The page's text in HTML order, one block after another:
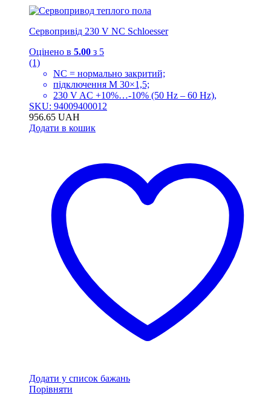
Сервопривід 230 V NC Schloesser
Оцінено в 5.00 з 5
(1)
NC = нормально закритий;
підключення M 30×1,5;
230 V AC +10%…-10% (50 Hz – 60 Hz),
SKU: 94009400012
956.65 UAH
Додати в кошик
Додати у список бажань
Порівняти